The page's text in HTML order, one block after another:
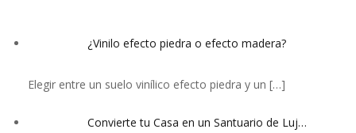
¿Vinilo efecto piedra o efecto madera?
Elegir entre un suelo vinílico efecto piedra y un […]
Convierte tu Casa en un Santuario de Luj…